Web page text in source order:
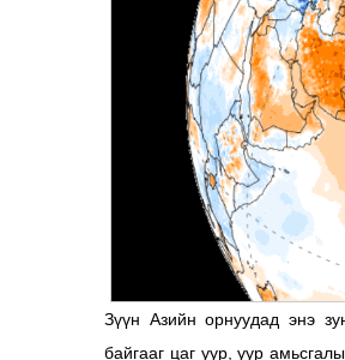
Зүүн Азийн орнуудад энэ
байгааг цаг уур, уур